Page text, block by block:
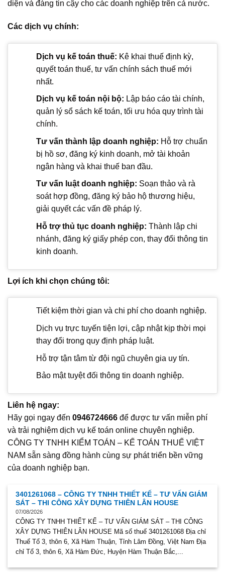
diện và đáng tin cậy cho các doanh nghiệp trên cả nước.
Các dịch vụ chính:
Dịch vụ kế toán thuế: Kê khai thuế định kỳ,
quyết toán thuế, tư vấn chính sách thuế mới
nhất.
Dịch vụ kế toán nội bộ: Lập báo cáo tài chính,
quản lý sổ sách kế toán, tối ưu hóa quy trình tài
chính.
Tư vấn thành lập doanh nghiệp: Hỗ trợ chuẩn
bị hồ sơ, đăng ký kinh doanh, mở tài khoản
ngân hàng và khai thuế ban đầu.
Tư vấn luật doanh nghiệp: Soạn thảo và rà
soát hợp đồng, đăng ký bảo hộ thương hiệu,
giải quyết các vấn đề pháp lý.
Hỗ trợ thủ tục doanh nghiệp: Thành lập chi
nhánh, đăng ký giấy phép con, thay đổi thông tin
kinh doanh.
Lợi ích khi chọn chúng tôi:
Tiết kiệm thời gian và chi phí cho doanh nghiệp.
Dịch vụ trực tuyến tiện lợi, cập nhật kịp thời mọi
thay đổi trong quy định pháp luật.
Hỗ trợ tận tâm từ đội ngũ chuyên gia uy tín.
Bảo mật tuyệt đối thông tin doanh nghiệp.
Liên hệ ngay:
Hãy gọi ngay đến 0946724666 để được tư vấn miễn phí
và trải nghiệm dịch vụ kế toán online chuyên nghiệp.
CÔNG TY TNHH KIỂM TOÁN – KẾ TOÁN THUẾ VIỆT
NAM sẵn sàng đồng hành cùng sự phát triển bền vững
của doanh nghiệp bạn.
3401261068 – CÔNG TY TNHH THIẾT KẾ – TƯ VẤN GIÁM
SÁT – THI CÔNG XÂY DỰNG THIÊN LÂN HOUSE
07/08/2026
CÔNG TY TNHH THIẾT KẾ – TƯ VẤN GIÁM SÁT – THI CÔNG
XÂY DỰNG THIÊN LÂN HOUSE Mã số thuế 3401261068 Địa chỉ
Thuế Tổ 3, thôn 6, Xã Hàm Thuận, Tỉnh Lâm Đồng, Việt Nam Địa
chỉ Tổ 3, thôn 6, Xã Hàm Đức, Huyện Hàm Thuận Bắc,...